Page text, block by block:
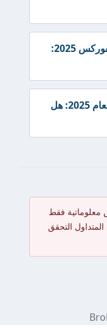
مراجعة شركة إيفست Evest للفوركس 2025:
مراجعة وسيط Trader’s Way لعام 2025: هل
معلوماتية فقط
التحقق